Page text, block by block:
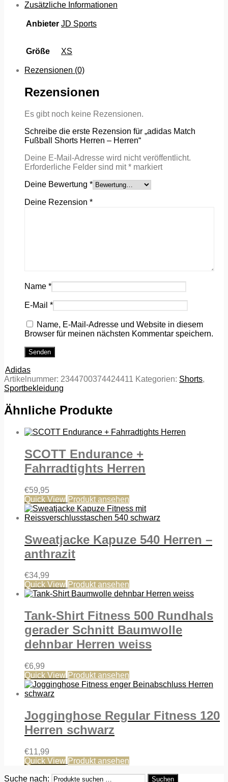
Zusätzliche Informationen
Anbieter JD Sports
Größe XS
Rezensionen (0)
Rezensionen
Es gibt noch keine Rezensionen.
Schreibe die erste Rezension für „adidas Match
Fußball Shorts Herren – Herren“
Deine E-Mail-Adresse wird nicht veröffentlicht.
Erforderliche Felder sind mit* markiert
Deine Bewertung *
Deine Rezension *
Name *
E-Mail *
Name, E-Mail-Adresse und Website in diesem
Browser für meinen nächsten Kommentar speichern.
Adidas
Artikelnummer: 2344700374424411 Kategorien: Shorts,
Sportbekleidung
Ähnliche Produkte
SCOTT Endurance +
Fahrradtights Herren
€59,95
Quick View Produkt ansehen
Sweatjacke Kapuze 540 Herren –
anthrazit
€34,99
Quick View Produkt ansehen
Tank-Shirt Fitness 500 Rundhals
gerader Schnitt Baumwolle
dehnbar Herren weiss
€6,99
Quick View Produkt ansehen
Jogginghose Regular Fitness 120
Herren schwarz
€11,99
Quick View Produkt ansehen
Suche nach: Suchen